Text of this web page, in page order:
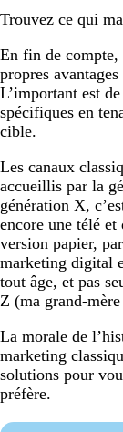
Trouvez ce qui
En fin de compte,
propres
L’important est
spécifiques en
cible.
Les canaux
accueillis par la
génération X,
encore une télé
version papier,
marketing digital
tout âge, et pas
Z (ma grand-
La morale de
marketing
solutions pour
préfère.